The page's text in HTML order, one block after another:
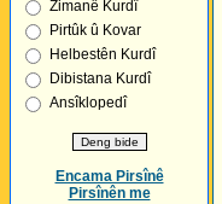
Zimanê Kurdî
Pirtûk û Kovar
Helbestên Kurdî
Dibistana Kurdî
Ansîklopedî
Encama Pirsînê
Pirsînên me